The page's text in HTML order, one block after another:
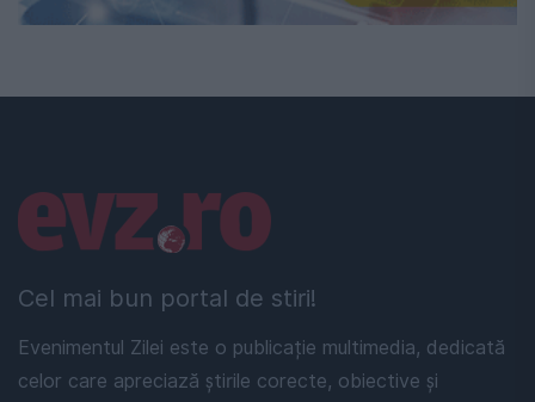
Cel mai bun portal de stiri!
Evenimentul Zilei este o publicație multimedia, dedicată
celor care apreciază știrile corecte, obiective și
Linkuri utile